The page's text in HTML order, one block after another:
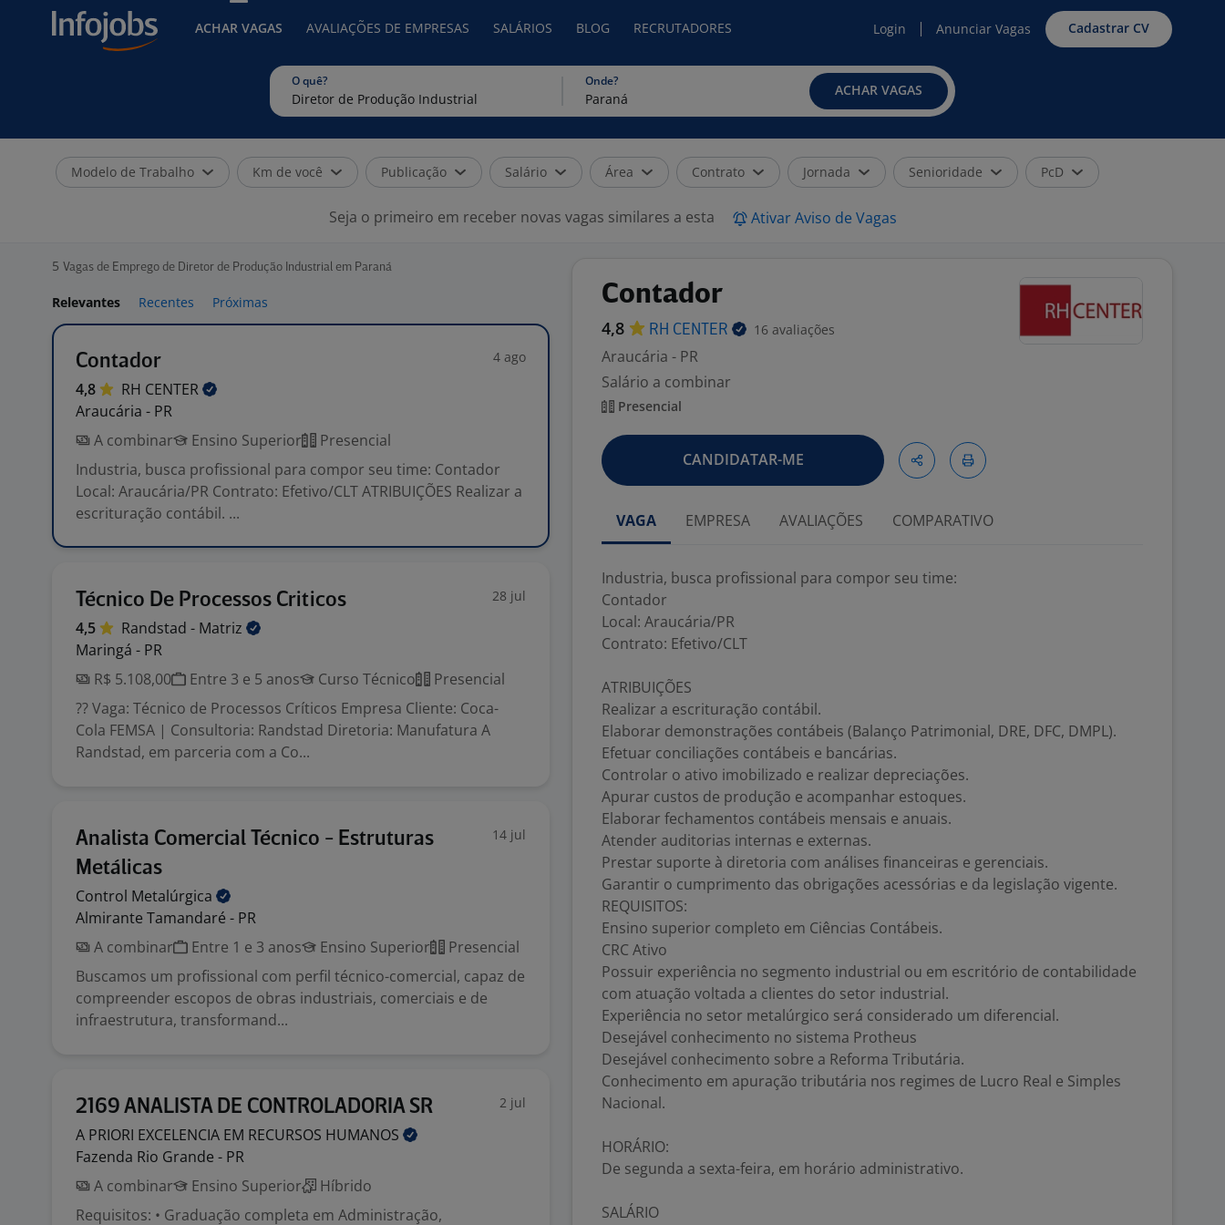
ACHAR VAGAS AVALIAÇÕES DE EMPRESAS SALÁRIOS BLOG RECRUTADORES Login Anunciar Vagas Cadastrar CV
O quê? Onde?
ACHAR VAGAS
Modelo de Trabalho Km de você Publicação Salário Área Contrato Jornada Senioridade PcD
Seja o primeiro em receber novas vagas similares a esta Ativar Aviso de Vagas
5 Vagas de Emprego de Diretor de Produção Industrial em Paraná
Relevantes Recentes Próximas
Contador 4 ago
4,8 RH CENTER
Araucária - PR
A combinar
Ensino Superior
Presencial
Industria, busca profissional para compor seu time: Contador
Local: Araucária/PR Contrato: Efetivo/CLT ATRIBUIÇÕES Realizar a
escrituração contábil. ...
Técnico De Processos Criticos 28 jul
4,5 Randstad - Matriz
Maringá - PR
R$ 5.108,00
Entre 3 e 5 anos Curso Técnico
Presencial
?? Vaga: Técnico de Processos Críticos Empresa Cliente: Coca-
Cola FEMSA | Consultoria: Randstad Diretoria: Manufatura A
Randstad, em parceria com a Co...
Analista Comercial Técnico - Estruturas
Metálicas
14 jul
Control Metalúrgica
Almirante Tamandaré - PR
A combinar
Entre 1 e 3 anos Ensino Superior
Presencial
Buscamos um profissional com perfil técnico-comercial, capaz de
compreender escopos de obras industriais, comerciais e de
infraestrutura, transformand...
2169 ANALISTA DE CONTROLADORIA SR 2 jul
A PRIORI EXCELENCIA EM RECURSOS HUMANOS
Fazenda Rio Grande - PR
A combinar
Ensino Superior
Híbrido
Requisitos: • Graduação completa em Administração,
Contador
4,8 RH CENTER 16 avaliações
Araucária - PR
Salário a combinar
Presencial
CANDIDATAR-ME
VAGA EMPRESA AVALIAÇÕES COMPARATIVO
Industria, busca profissional para compor seu time:
Contador
Local: Araucária/PR
Contrato: Efetivo/CLT
ATRIBUIÇÕES
Realizar a escrituração contábil.
Elaborar demonstrações contábeis (Balanço Patrimonial, DRE, DFC, DMPL).
Efetuar conciliações contábeis e bancárias.
Controlar o ativo imobilizado e realizar depreciações.
Apurar custos de produção e acompanhar estoques.
Elaborar fechamentos contábeis mensais e anuais.
Atender auditorias internas e externas.
Prestar suporte à diretoria com análises financeiras e gerenciais.
Garantir o cumprimento das obrigações acessórias e da legislação vigente.
REQUISITOS:
Ensino superior completo em Ciências Contábeis.
CRC Ativo
Possuir experiência no segmento industrial ou em escritório de contabilidade
com atuação voltada a clientes do setor industrial.
Experiência no setor metalúrgico será considerado um diferencial.
Desejável conhecimento no sistema Protheus
Desejável conhecimento sobre a Reforma Tributária.
Conhecimento em apuração tributária nos regimes de Lucro Real e Simples
Nacional.
HORÁRIO:
De segunda a sexta-feira, em horário administrativo.
SALÁRIO